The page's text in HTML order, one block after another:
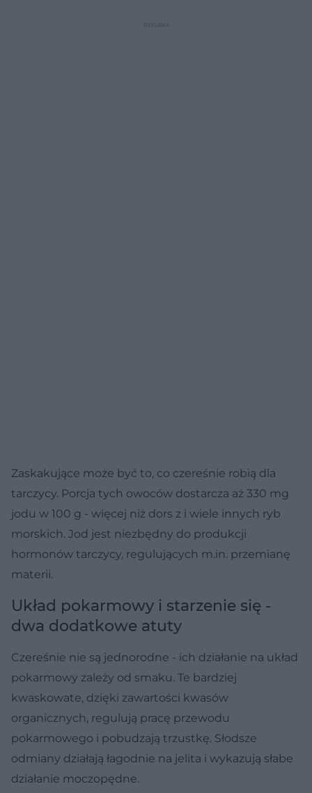
Zaskakujące może być to, co czereśnie robią dla
tarczycy. Porcja tych owoców dostarcza aż 330 mg
jodu w 100 g - więcej niż dors z i wiele innych ryb
morskich. Jod jest niezbędny do produkcji
hormonów tarczycy, regulujących m.in. przemianę
materii.
Układ pokarmowy i starzenie się -
dwa dodatkowe atuty
Czereśnie nie są jednorodne - ich działanie na układ
pokarmowy zależy od smaku. Te bardziej
kwaskowate, dzięki zawartości kwasów
organicznych, regulują pracę przewodu
pokarmowego i pobudzają trzustkę. Słodsze
odmiany działają łagodnie na jelita i wykazują słabe
działanie moczopędne.